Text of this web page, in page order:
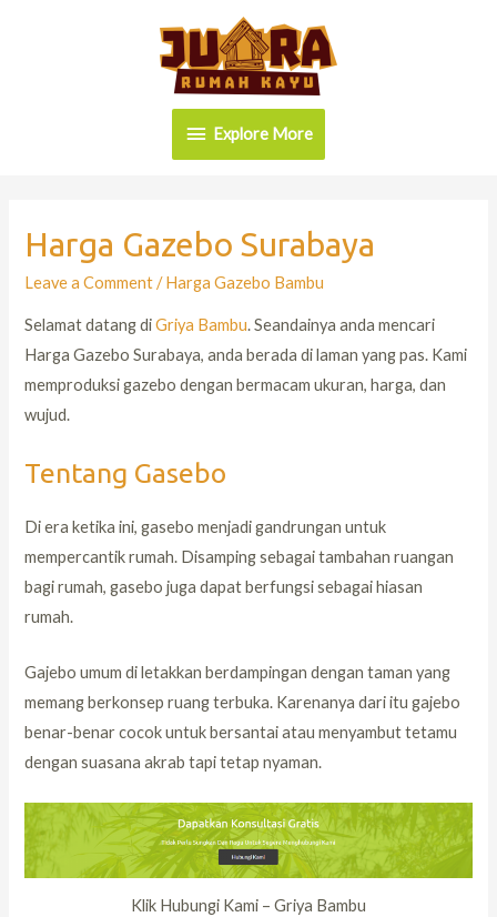
Explore More
Harga Gazebo Surabaya
Leave a Comment /Harga Gazebo Bambu
Selamat datang diGriya Bambu. Seandainya anda mencari
Harga Gazebo Surabaya, anda berada di laman yang pas. Kami
memproduksi gazebo dengan bermacam ukuran, harga, dan
wujud.
Tentang Gasebo
Di era ketika ini, gasebo menjadi gandrungan untuk
mempercantik rumah. Disamping sebagai tambahan ruangan
bagi rumah, gasebo juga dapat berfungsi sebagai hiasan
rumah.
Gajebo umum di letakkan berdampingan dengan taman yang
memang berkonsep ruang terbuka. Karenanya dari itu gajebo
benar-benar cocok untuk bersantai atau menyambut tetamu
dengan suasana akrab tapi tetap nyaman.
Klik Hubungi Kami – Griya Bambu